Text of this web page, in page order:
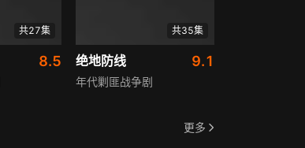
共27集
8.5
共35集
绝地防线 9.1
年代剿匪战争剧
更多